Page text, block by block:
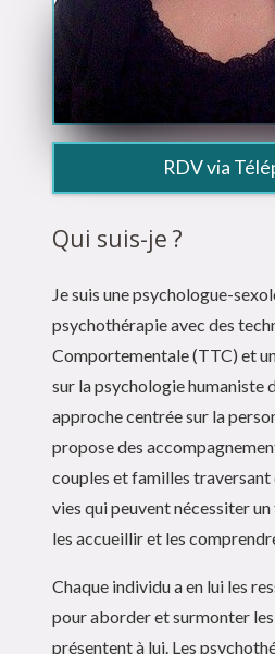
RDV via
Qui suis-je ?
Je suis une psychologue-
psychothérapie avec des
Comportementale (TTC) et
sur la psychologie humaniste
approche centrée sur la
propose des
couples et familles
vies qui peuvent nécessiter
les accueillir et les
Chaque individu a en lui les
pour aborder et surmonter
présentent à lui. Les